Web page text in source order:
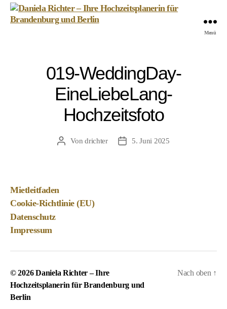
Hochzeitsplanerin
Brandenburg
Menü
019-WeddingDay-
EineLiebeLang-
Hochzeitsfoto
Beitragsautor
Vondrichter Veröffentlichungsdatum
5. Juni 2025
Mietleitfaden
Cookie-Richtlinie (EU)
Datenschutz
Impressum
© 2026Daniela Richter – Ihre
Hochzeitsplanerin für Brandenburg und
Berlin
Nach oben ↑